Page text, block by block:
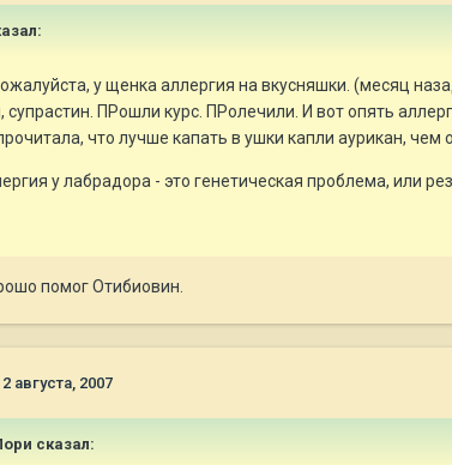
у щенка аллергия на вкусняшки. (месяц
супрастин. ПРошли курс. ПРолечили. И вот опять
что лучше капать в ушки капли аурикан, чем
у лабрадора - это генетическая проблема, или
помог Отибиовин.
2 августа, 2007
сказал: